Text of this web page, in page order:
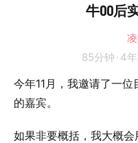
牛00后
85分钟 · 4
今年11月，我邀请了一
的嘉宾。
如果非要概括，我大概